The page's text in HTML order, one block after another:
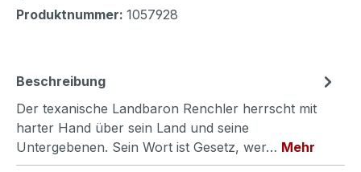
Produktnummer: 1057928
Beschreibung
Der texanische Landbaron Renchler herrscht mit
harter Hand über sein Land und seine
Untergebenen. Sein Wort ist Gesetz, wer… Mehr